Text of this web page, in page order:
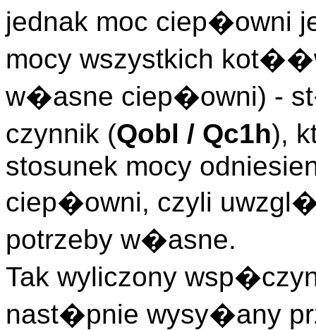
jednak moc ciep�owni
mocy wszystkich
w�asne ciep�owni) -
czynnik (Qobl / Qc1h),
stosunek mocy
ciep�owni, czyli
potrzeby w�asne.
Tak wyliczony
nast�pnie wysy�any